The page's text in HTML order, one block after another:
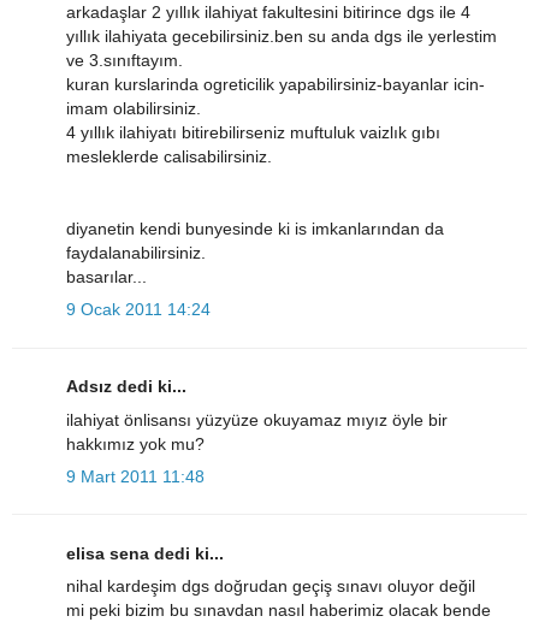
arkadaşlar 2 yıllık ilahiyat fakultesini bitirince dgs ile 4
yıllık ilahiyata gecebilirsiniz.ben su anda dgs ile yerlestim
ve 3.sınıftayım.
kuran kurslarinda ogreticilik yapabilirsiniz-bayanlar icin-
imam olabilirsiniz.
4 yıllık ilahiyatı bitirebilirseniz muftuluk vaizlık gıbı
mesleklerde calisabilirsiniz.
diyanetin kendi bunyesinde ki is imkanlarından da
faydalanabilirsiniz.
basarılar...
9 Ocak 2011 14:24
Adsız dedi ki...
ilahiyat önlisansı yüzyüze okuyamaz mıyız öyle bir
hakkımız yok mu?
9 Mart 2011 11:48
elisa sena dedi ki...
nihal kardeşim dgs doğrudan geçiş sınavı oluyor değil
mi peki bizim bu sınavdan nasıl haberimiz olacak bende